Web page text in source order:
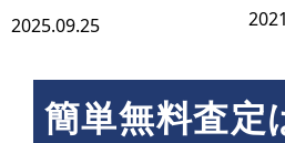
2025.09.25
簡単無料査定